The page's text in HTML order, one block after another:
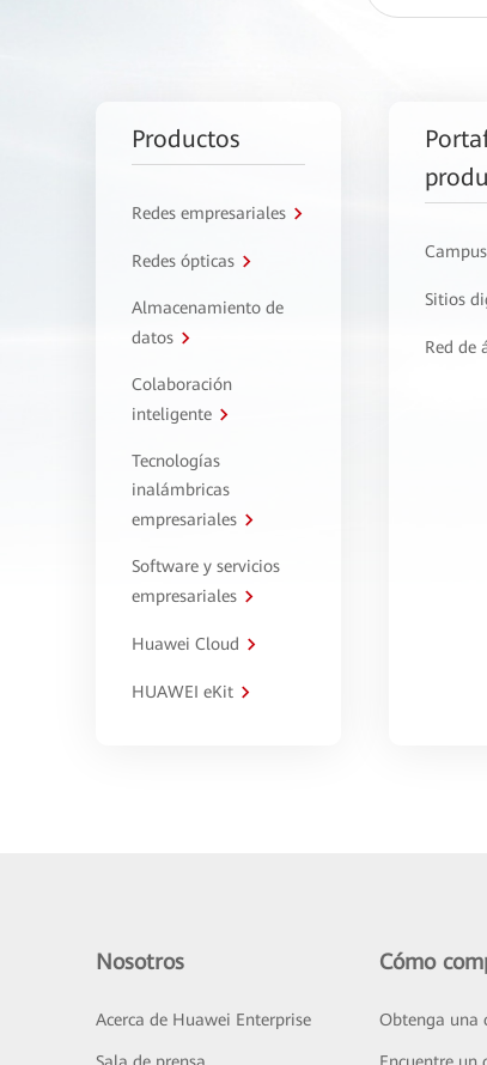
Productos
Redes empresariales
Redes ópticas
Almacenamiento de
datos
Colaboración
inteligente
Tecnologías
inalámbricas
empresariales
Software y servicios
empresariales
Huawei Cloud
HUAWEI eKit
Sitios
Red de
Nosotros
Acerca de Huawei Enterprise
Cómo
Obtenga una